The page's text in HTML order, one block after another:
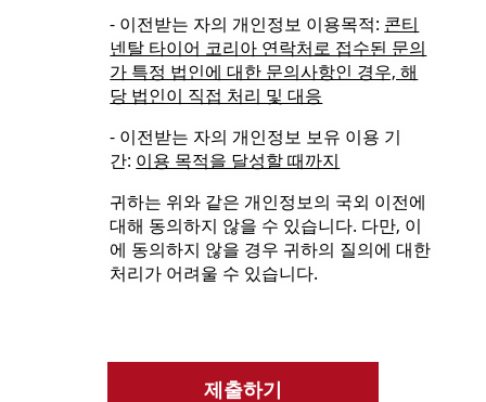
- 이전받는 자의 개인정보 이용목적: 콘티
넨탈 타이어 코리아 연락처로 접수된 문의
가 특정 법인에 대한 문의사항인 경우, 해
당 법인이 직접 처리 및 대응
- 이전받는 자의 개인정보 보유 이용 기
간: 이용 목적을 달성할 때까지
귀하는 위와 같은 개인정보의 국외 이전에
대해 동의하지 않을 수 있습니다. 다만, 이
에 동의하지 않을 경우 귀하의 질의에 대한
처리가 어려울 수 있습니다.
제출하기